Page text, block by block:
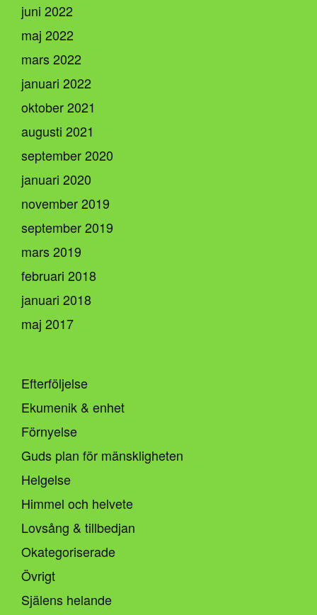
juni 2022
maj 2022
mars 2022
januari 2022
oktober 2021
augusti 2021
september 2020
januari 2020
november 2019
september 2019
mars 2019
februari 2018
januari 2018
maj 2017
Efterföljelse
Ekumenik & enhet
Förnyelse
Guds plan för mänskligheten
Helgelse
Himmel och helvete
Lovsång & tillbedjan
Okategoriserade
Övrigt
Själens helande